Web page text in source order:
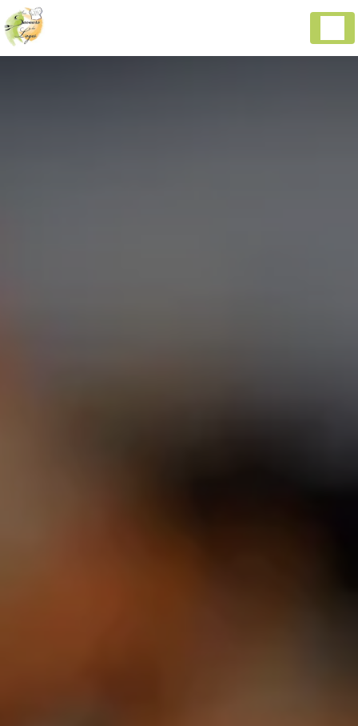
Panneau de gestion des cookies